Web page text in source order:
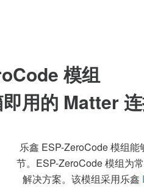
模组
用的 Matter
乐鑫 ESP-ZeroCode 模组
节。ESP-ZeroCode 模组为
解决方案。该模组采用乐鑫